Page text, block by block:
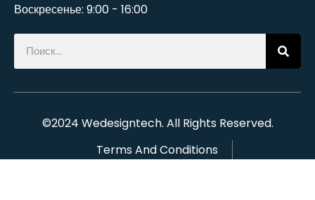
Воскресенье: 9:00 - 16:00
©2024 Wedesigntech. All Rights Reserved.
Terms And Conditions